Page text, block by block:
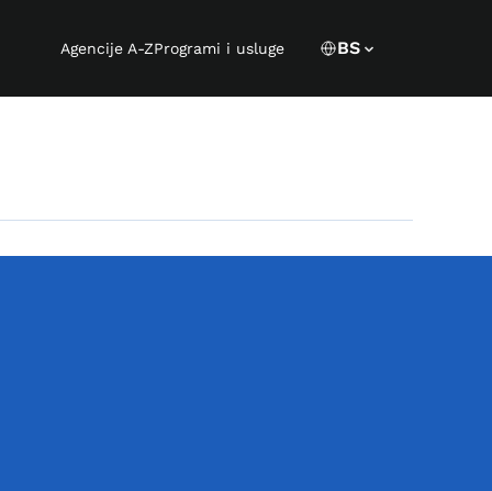
Agencije A-ZProgrami i uslugeLanguage
CURRENT
BS